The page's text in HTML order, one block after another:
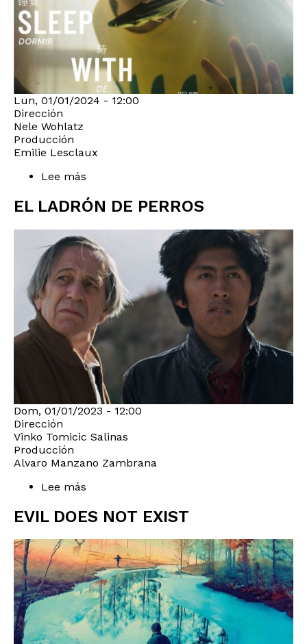
Lun, 01/01/2024 - 12:00
Dirección
Nele Wohlatz
Producción
Emilie Lesclaux
Lee más
WITH
YOUR
EYES
OPEN
EL LADRÓN DE PERROS
Dom, 01/01/2023 - 12:00
Dirección
Vinko Tomicic Salinas
Producción
Alvaro Manzano Zambrana
Lee más
LADRÓN
DE
PERROS
EVIL DOES NOT EXIST